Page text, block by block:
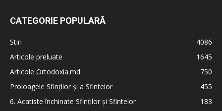
CATEGORIE POPULARĂ
Stiri
4086
Articole preluate
1645
Articole Ortodoxia.md
750
Proloagele Sfinților și a Sfintelor
455
6. Acatiste închinate Sfinților și Sfintelor
183